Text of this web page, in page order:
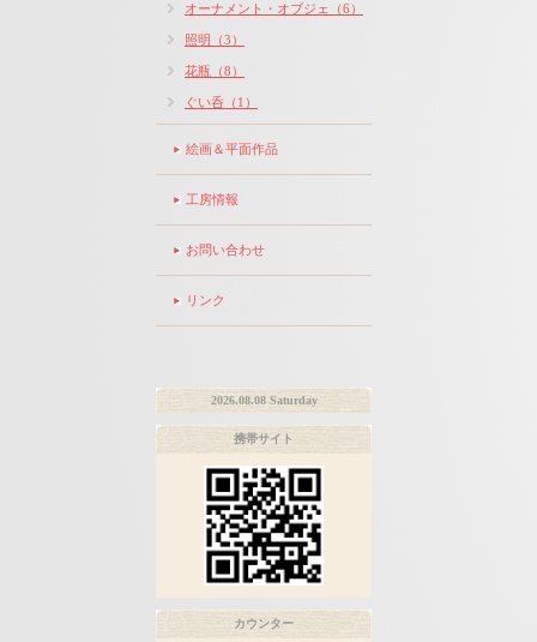
オーナメント・オブジェ（6）
照明（3）
花瓶（8）
ぐい呑（1）
絵画＆平面作品
工房情報
お問い合わせ
リンク
2026.08.08 Saturday
携帯サイト
カウンター